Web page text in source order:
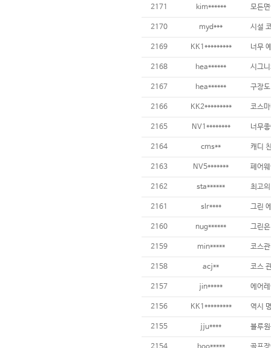
2171 kim******
2170 myd***
2169 KK1*********
2168 hea******
2167 hea******
2166 KK2*********
2165 NV1******** 너무
2164 cms**
2163 NV5*******
2162 sta****** 최고
2161 slr****
2160 nug******
2159 min*****
2158 acj**
2157 jin*****
2156 KK1*********
2155 jju**** 블루